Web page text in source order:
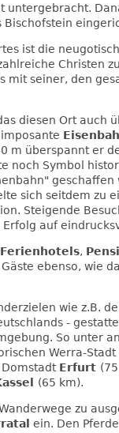
untergebracht.
Bischofstein
ist die
Christen
mit seiner, den
diesen Ort auch
m überspannt er
noch Symbol
geschaffen
sich seitdem zu
Steigende
auf
Ferienhotels,
ebenso, wie
wie z.B.
-
So unter
Werra-Stadt
Domstadt Erfurt
(65 km).
zu
ein. Den